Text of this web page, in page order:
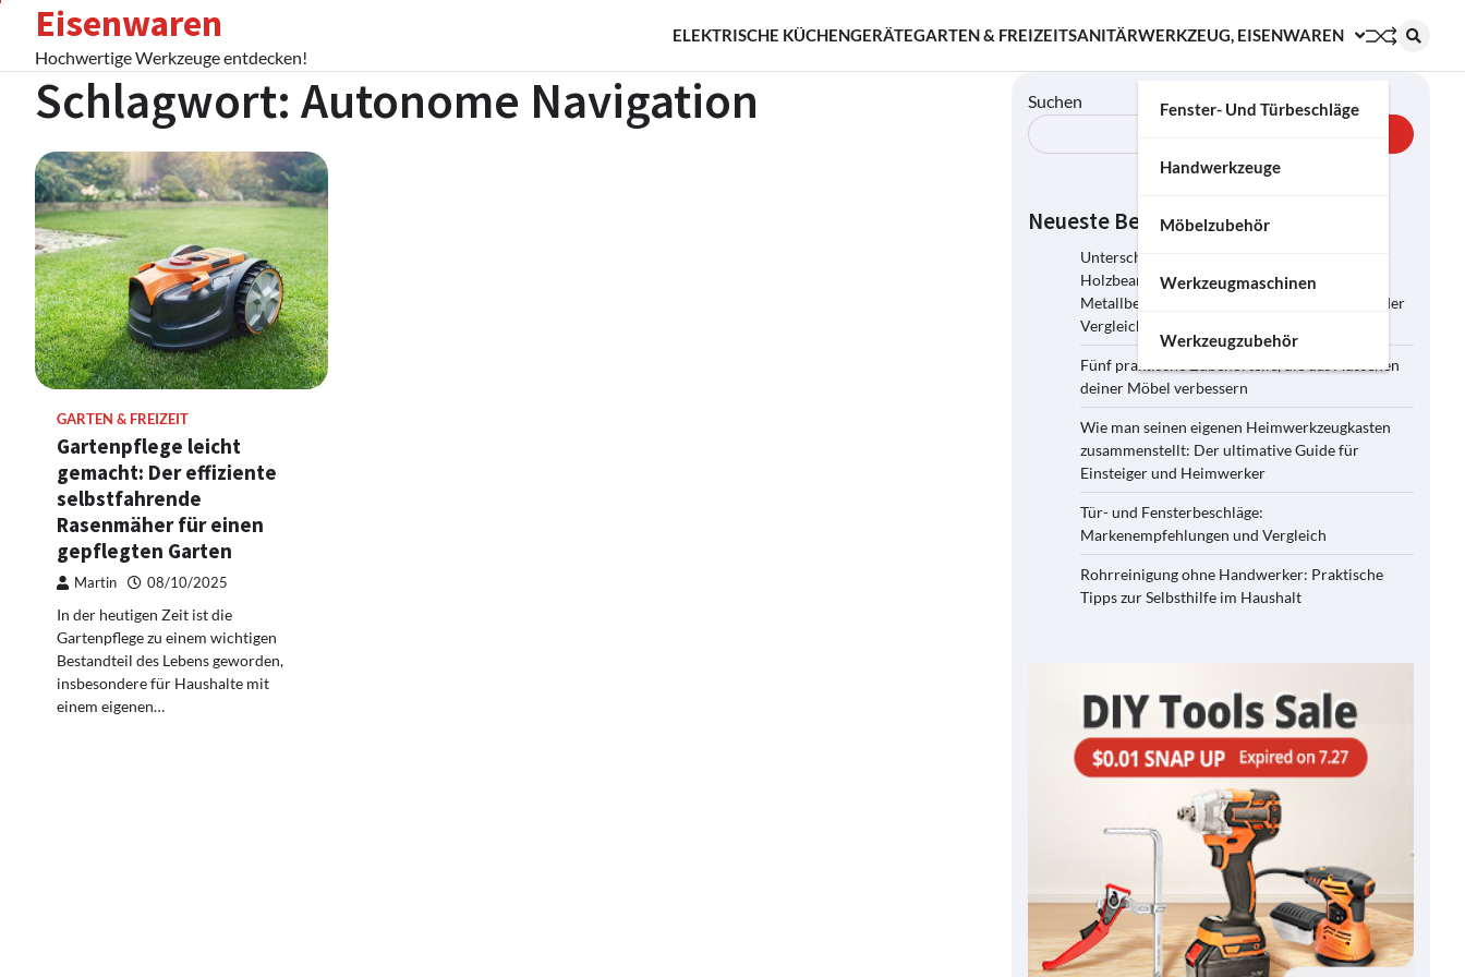
content
Eisenwaren
Hochwertige Werkzeuge entdecken!
ELEKTRISCHE KÜCHENGERÄTEGARTEN & FREIZEITSANITÄRWERKZEUG, EISENWAREN
Fenster- Und Türbeschläge
Handwerkzeuge
Möbelzubehör
Werkzeugmaschinen
Werkzeugzubehör
Schlagwort: Autonome Navigation
GARTEN & FREIZEIT
Gartenpflege leicht
gemacht: Der effiziente
selbstfahrende
Rasenmäher für einen
gepflegten Garten
Martin 08/10/2025
In der heutigen Zeit ist die
Gartenpflege zu einem wichtigen
Bestandteil des Lebens geworden,
insbesondere für Haushalte mit
einem eigenen…
Suchen
Neueste Beiträge
Unterschiede zwischen
Holzbearbeitungsmaschinen und
Metallbearbeitungsmaschinen: Ein umfassender
Vergleich
Fünf praktische Zubehörteile, die das Aussehen
deiner Möbel verbessern
Wie man seinen eigenen Heimwerkzeugkasten
zusammenstellt: Der ultimative Guide für
Einsteiger und Heimwerker
Tür- und Fensterbeschläge:
Markenempfehlungen und Vergleich
Rohrreinigung ohne Handwerker: Praktische
Tipps zur Selbsthilfe im Haushalt